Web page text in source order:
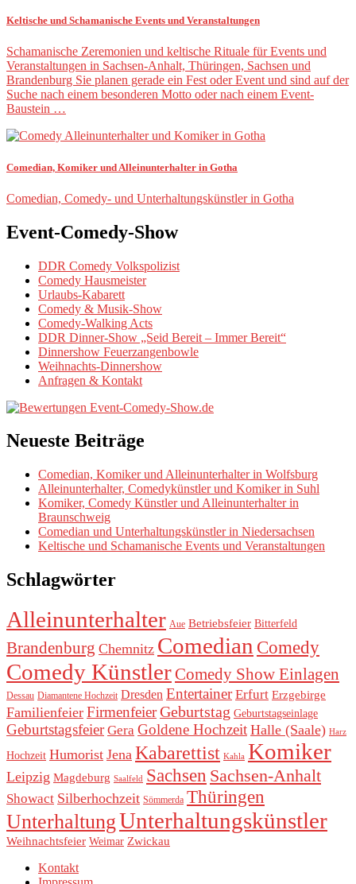
Keltische und Schamanische Events und Veranstaltungen
Schamanische Zeremonien und keltische Rituale für Events und
Veranstaltungen in Sachsen-Anhalt, Thüringen, Sachsen und
Brandenburg Sie planen gerade ein Fest oder Event und sind auf der
Suche nach einem besonderen Motto oder nach einem Event-
Baustein …
Comedian, Komiker und Alleinunterhalter in Gotha
Comedian, Comedy- und Unterhaltungskünstler in Gotha
Event-Comedy-Show
DDR Comedy Volkspolizist
Comedy Hausmeister
Urlaubs-Kabarett
Comedy & Musik-Show
Comedy-Walking Acts
DDR Dinner-Show „Seid Bereit – Immer Bereit“
Dinnershow Feuerzangenbowle
Weihnachts-Dinnershow
Anfragen & Kontakt
Neueste Beiträge
Comedian, Komiker und Alleinunterhalter in Wolfsburg
Alleinunterhalter, Comedykünstler und Komiker in Suhl
Komiker, Comedy Künstler und Alleinunterhalter in
Braunschweig
Comedian und Unterhaltungskünstler in Niedersachsen
Keltische und Schamanische Events und Veranstaltungen
Schlagwörter
Alleinunterhalter Aue Betriebsfeier Bitterfeld
Brandenburg Chemnitz Comedian Comedy
Comedy Künstler Comedy Show Einlagen
Dessau Diamantene Hochzeit Dresden Entertainer Erfurt Erzgebirge
Familienfeier FirmenfeierGeburtstag Geburtstagseinlage
Geburtstagsfeier Gera Goldene Hochzeit Halle (Saale) Harz
Hochzeit Humorist Jena Kabarettist Kahla Komiker
Leipzig Magdeburg Saalfeld Sachsen Sachsen-Anhalt
Showact Silberhochzeit Sömmerda Thüringen
UnterhaltungUnterhaltungskünstler
Weihnachtsfeier Weimar Zwickau
Kontakt